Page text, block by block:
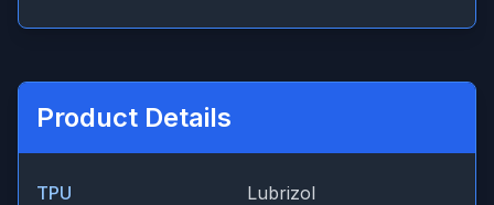
Product Details
TPU
Lubrizol